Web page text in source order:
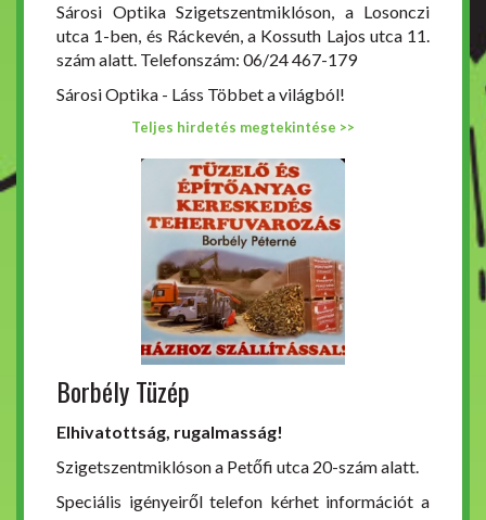
Sárosi Optika Szigetszentmiklóson, a Losonczi
utca 1-ben, és Ráckevén, a Kossuth Lajos utca 11.
szám alatt. Telefonszám: 06/24 467-179
Sárosi Optika - Láss Többet a világból!
Teljes hirdetés megtekintése >>
Borbély Tüzép
Elhivatottság, rugalmasság!
Szigetszentmiklóson a Petőfi utca 20-szám alatt.
Speciális igényeiről telefon kérhet információt a